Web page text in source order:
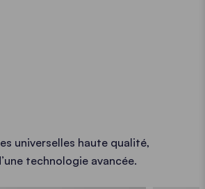
universelles haute qualité,
technologie avancée.